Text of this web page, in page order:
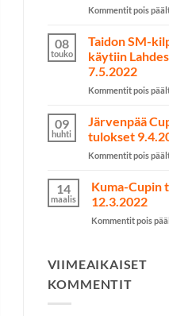
Kommentit pois
08
touko
Taidon SM-
käytiin
7.5.2022
Kommentit pois
09
huhti
Järvenpää
tulokset
Kommentit pois
14
maalis
Kuma-Cupin
12.3.2022
Kommentit pois
VIIMEAIKAISET
KOMMENTIT